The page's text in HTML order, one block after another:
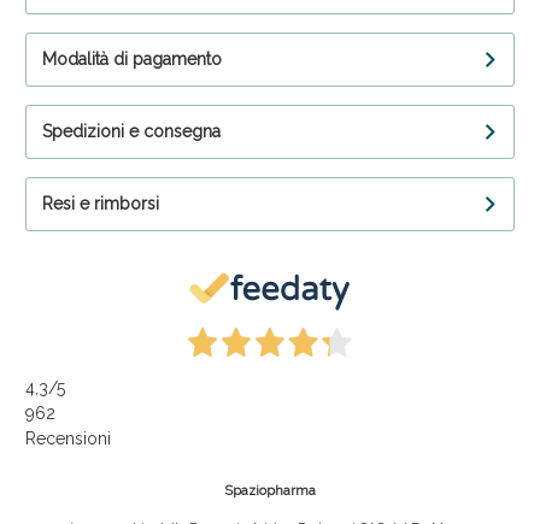
Modalità di pagamento
Spedizioni e consegna
Resi e rimborsi
4,3/5
962
Recensioni
Spaziopharma